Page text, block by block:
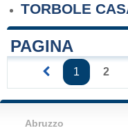
TORBOLE
PAGINA
1 2
Abruzzo